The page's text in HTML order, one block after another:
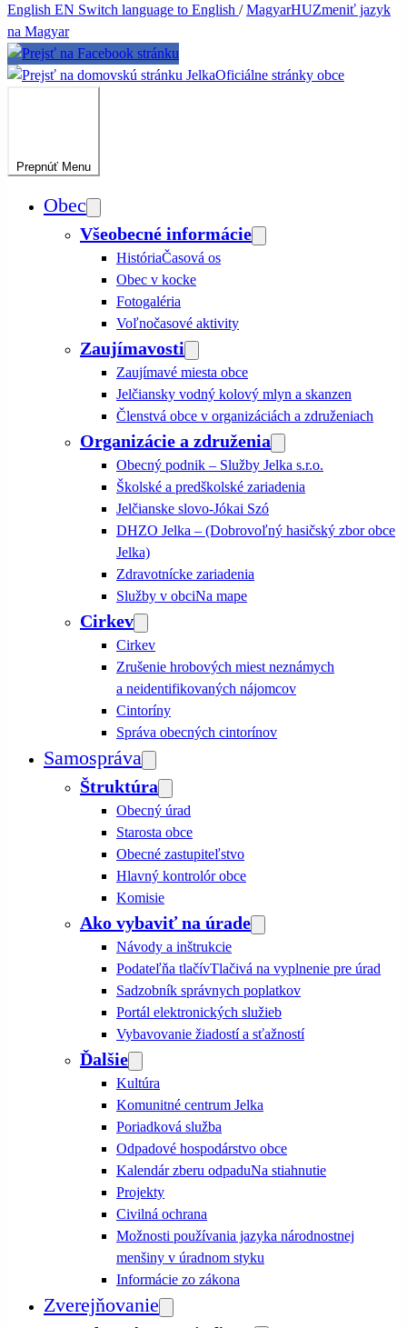
English EN Switch language to English /MagyarHUZmeniť jazyk
na Magyar
JelkaOficiálne stránky obce
Prepnúť Menu
Obec
Všeobecné informácie
HistóriaČasová os
Obec v kocke
Fotogaléria
Voľnočasové aktivity
Zaujímavosti
Zaujímavé miesta obce
Jelčiansky vodný kolový mlyn a skanzen
Členstvá obce v organizáciách a združeniach
Organizácie a združenia
Obecný podnik – Služby Jelka s.r.o.
Školské a predškolské zariadenia
Jelčianske slovo-Jókai Szó
DHZO Jelka – (Dobrovoľný hasičský zbor obce
Jelka)
Zdravotnícke zariadenia
Služby v obciNa mape
Cirkev
Cirkev
Zrušenie hrobových miest neznámych
a neidentifikovaných nájomcov
Cintoríny
Správa obecných cintorínov
Samospráva
Štruktúra
Obecný úrad
Starosta obce
Obecné zastupiteľstvo
Hlavný kontrolór obce
Komisie
Ako vybaviť na úrade
Návody a inštrukcie
Podateľňa tlačívTlačivá na vyplnenie pre úrad
Sadzobník správnych poplatkov
Portál elektronických služieb
Vybavovanie žiadostí a sťažností
Ďalšie
Kultúra
Komunitné centrum Jelka
Poriadková služba
Odpadové hospodárstvo obce
Kalendár zberu odpaduNa stiahnutie
Projekty
Civilná ochrana
Možnosti používania jazyka národnostnej
menšiny v úradnom styku
Informácie zo zákona
Zverejňovanie